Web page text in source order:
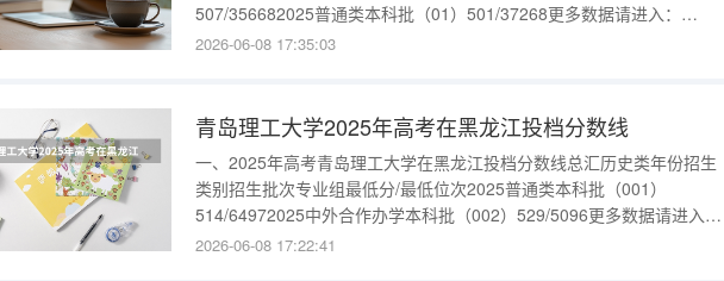
507/356682025普通类本科批（01）501/37268更多数据请进入：
{$cate_url}
2026-06-08 17:35:03
青岛理工大学2025年高考在黑龙江投档分数线
一、2025年高考青岛理工大学在黑龙江投档分数线总汇历史类年份招生
类别招生批次专业组最低分/最低位次2025普通类本科批（001）
514/64972025中外合作办学本科批（002）529/5096更多数据请进入：
{$cate_url}物理类年份招生类别招生批次专业组最低分/最低位次2025普
2026-06-08 17:22:41